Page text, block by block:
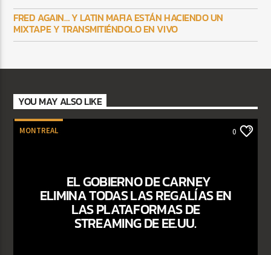
FRED AGAIN… Y LATIN MAFIA ESTÁN HACIENDO UN
MIXTAPE Y TRANSMITIÉNDOLO EN VIVO
YOU MAY ALSO LIKE
MONTREAL 0
EL GOBIERNO DE CARNEY
ELIMINA TODAS LAS REGALÍAS EN
LAS PLATAFORMAS DE
STREAMING DE EE.UU.